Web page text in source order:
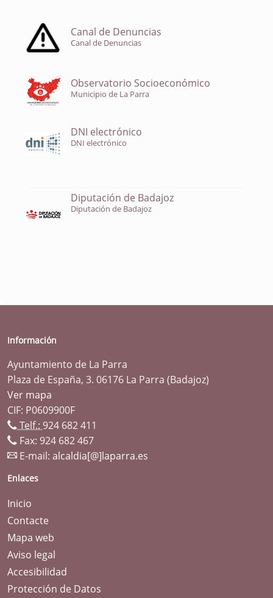
Canal de Denuncias
Canal de Denuncias
Observatorio Socioeconómico
Municipio de La Parra
DNI electrónico
DNI electrónico
Diputación de Badajoz
Diputación de Badajoz
Información
Ayuntamiento de La Parra
Plaza de España, 3. 06176 La Parra (Badajoz)
Ver mapa
CIF: P0609900F
Telf.: 924 682 411
Fax: 924 682 467
E-mail: alcaldia[@]laparra.es
Enlaces
Inicio
Contacte
Mapa web
Aviso legal
Accesibilidad
Protección de Datos